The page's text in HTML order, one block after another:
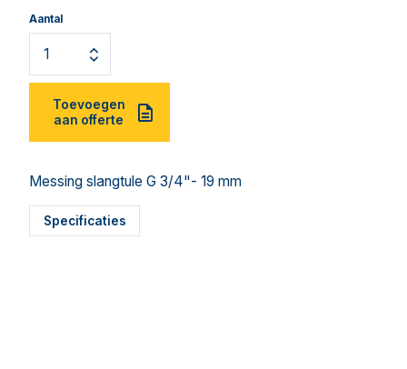
Aantal
Toevoegen
aan offerte
Messing slangtule G 3/4"- 19 mm
Specificaties